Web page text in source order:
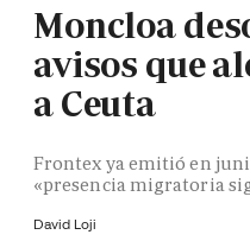
Moncloa
avisos que
a Ceuta
Frontex ya emitió en
«presencia migratoria
David Loji